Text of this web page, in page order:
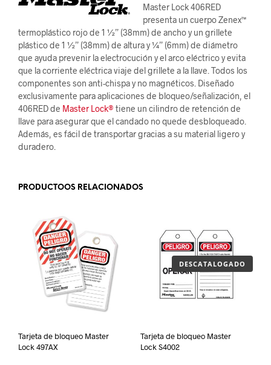
Master Lock 406RED
presenta un cuerpo Zenex™
termoplástico rojo de 1 ½” (38mm) de ancho y un grillete
plástico de 1 ½” (38mm) de altura y ¼” (6mm) de diámetro
que ayuda prevenir la electrocución y el arco eléctrico y evita
que la corriente eléctrica viaje del grillete a la llave. Todos los
componentes son anti-chispa y no magnéticos. Diseñado
exclusivamente para aplicaciones de bloqueo/señalización, el
406RED de Master Lock® tiene un cilindro de retención de
llave para asegurar que el candado no quede desbloqueado.
Además, es fácil de transportar gracias a su material ligero y
duradero.
PRODUCTOOS RELACIONADOS
Tarjeta de bloqueo Master
Lock 497AX
DESCATALOGADO
Tarjeta de bloqueo Master
Lock S4002